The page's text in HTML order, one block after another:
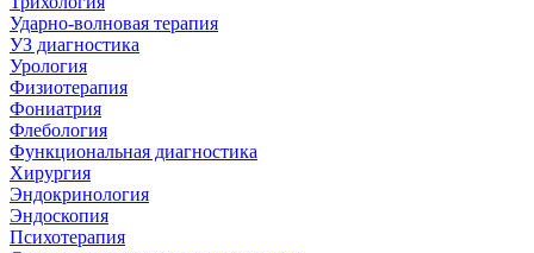
Ударно-волновая терапия
УЗ диагностика
Урология
Физиотерапия
Фониатрия
Флебология
Функциональная диагностика
Хирургия
Эндокринология
Эндоскопия
Психотерапия